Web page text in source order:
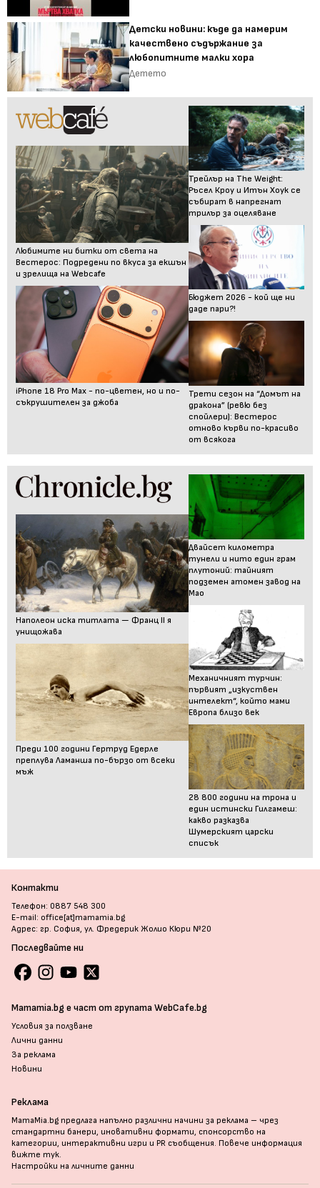
Детски новини: къде да намерим
качествено съдържание за
любопитните малки хора
Детето
Любимите ни битки от света на
Вестерос: Подредени по вкуса за екшън
и зрелища на Webcafe
iPhone 18 Pro Max - по-цветен, но и по-
съкрушителен за джоба
Трейлър на The Weight:
Ръсел Кроу и Итън Хоук се
събират в напрегнат
трилър за оцеляване
Бюджет 2026 - кой ще ни
даде пари?!
Трети сезон на “Домът на
дракона” (ревю без
спойлери): Вестерос
отново кърви по-красиво
от всякога
Наполеон иска титлата — Франц II я
унищожава
Преди 100 години Гертруд Едерле
преплува Ламанша по-бързо от всеки
мъж
Двайсет километра
тунели и нито един грам
плутоний: тайният
подземен атомен завод на
Мао
Механичният турчин:
първият „изкуствен
интелект“, който мами
Европа близо век
28 800 години на трона и
един истински Гилгамеш:
какво разказва
Шумерският царски
списък
Контакти
Телефон: 0887 548 300
E-mail: office[at]mamamia.bg
Адрес: гр. София, ул. Фредерик Жолио Кюри №20
Последвайте ни
Mamamia.bg е част от групата WebCafe.bg
Условия за ползване
Лични данни
За реклама
Новини
Реклама
MamaMia.bg предлага напълно различни начини за реклама – чрез
стандартни банери, иновативни формати, спонсорство на
категории, интерактивни игри и PR съобщения. Повече информация
вижте тук.
Настройки на личните данни